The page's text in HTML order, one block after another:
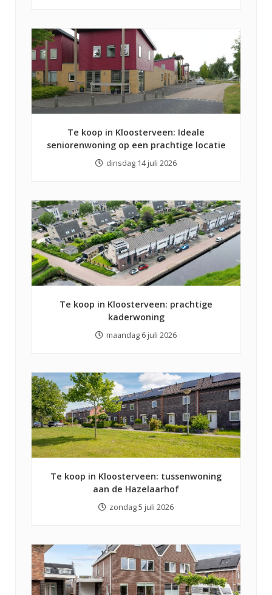
Te koop in Kloosterveen: Ideale
seniorenwoning op een prachtige locatie
dinsdag 14 juli 2026
Te koop in Kloosterveen: prachtige
kaderwoning
maandag 6 juli 2026
Te koop in Kloosterveen: tussenwoning
aan de Hazelaarhof
zondag 5 juli 2026